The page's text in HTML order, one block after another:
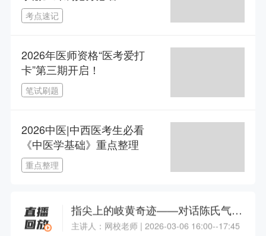
考点速记
2026年医师资格“医考爱打
卡”第三期开启！
笔试刷题
2026中医|中西医考生必看
《中医学基础》重点整理
重点整理
限时免费看！张钰琪中医/中西医医师《面授旗舰品鉴课》
主讲人：张钰琪 | 2026-07-25 08:00--12:00
1.5年拿本科？43分就及格？零基础升本报考攻略
主讲人：张钰琪 | 2026-08-12 19:00--21:00
指尖上的岐黄奇迹——对话陈氏气道手针创始人陈元伦
主讲人：网校老师 | 2026-03-06 16:00--17:45